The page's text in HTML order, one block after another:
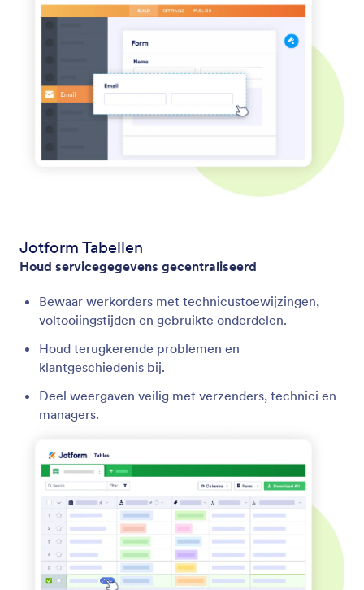
Jotform Tabellen
Houd servicegegevens gecentraliseerd
Bewaar werkorders met technicustoewijzingen,
voltooiingstijden en gebruikte onderdelen.
Houd terugkerende problemen en
klantgeschiedenis bij.
Deel weergaven veilig met verzenders, technici en
managers.